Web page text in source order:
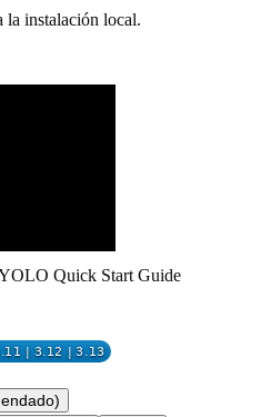
la instalación local.
Quick Start Guide